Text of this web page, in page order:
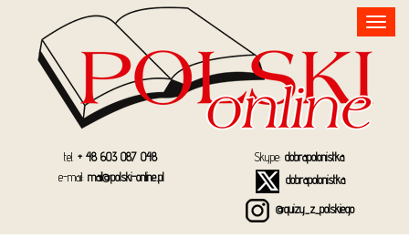
Toggle
navigation
tel. + 48 603 087 048
e-mail: mail@polski-online.pl
Skype: dobrapolonistka
dobrapolonistka
@quizy_z_polskiego